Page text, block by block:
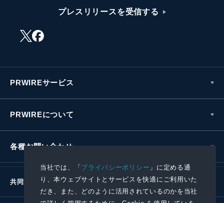
当社では、「プライバシーポリシー 」に定める通
り、本ウェブサイトとサービスを快適にご利用いた
だき、また、どのように活用されているのかを当社
プレスリリースを受信する
PRWIREサービス
PRWIREについて
各種お問い合わせ
共同通信社グループ